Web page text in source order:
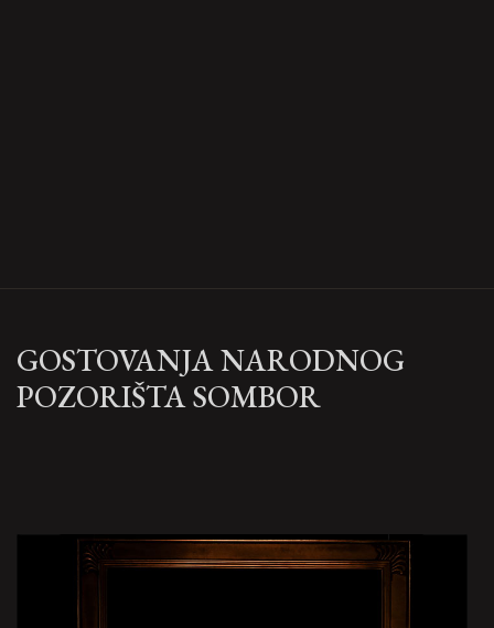
GOSTOVANJA NARODNOG
POZORIŠTA SOMBOR